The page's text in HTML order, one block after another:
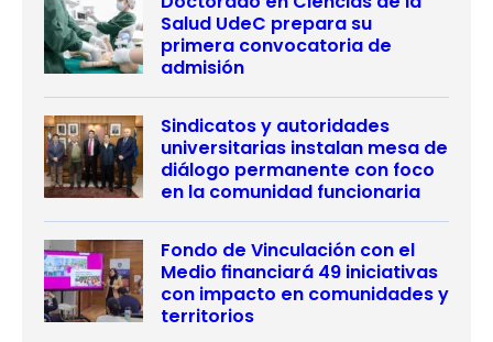
Salud UdeC prepara su
primera convocatoria de
admisión
Sindicatos y autoridades
universitarias instalan mesa de
diálogo permanente con foco
en la comunidad funcionaria
Fondo de Vinculación con el
Medio financiará 49 iniciativas
con impacto en comunidades y
territorios